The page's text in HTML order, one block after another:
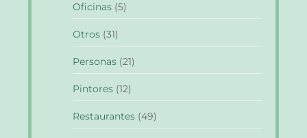
Oficinas (5)
Otros (31)
Personas (21)
Pintores (12)
Restaurantes (49)